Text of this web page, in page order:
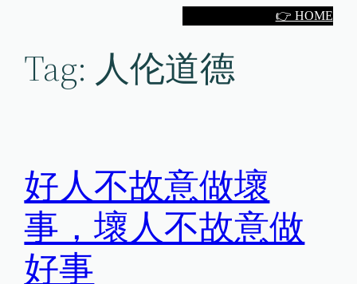
👉 HOME
Tag: 人伦道德
好人不故意做壞
事，壞人不故意做
好事